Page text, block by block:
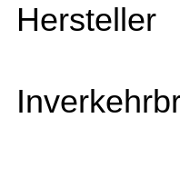
Hersteller